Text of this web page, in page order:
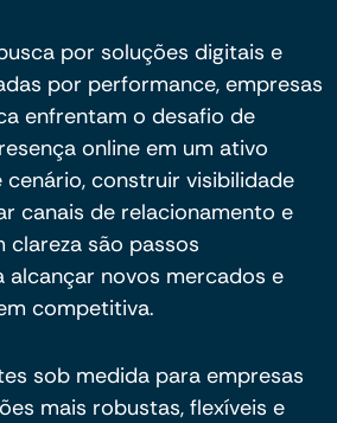
por soluções digitais e
por performance, empresas
enfrentam o desafio de
online em um ativo
cenário, construir visibilidade
canais de relacionamento e
são passos
alcançar novos mercados e
competitiva.
sob medida para empresas
mais robustas, flexíveis e